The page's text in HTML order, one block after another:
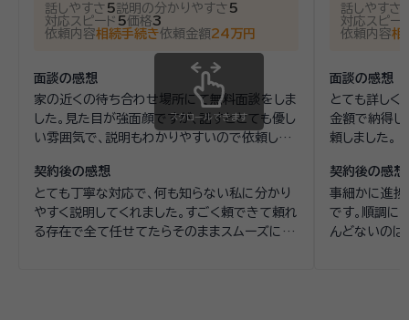
話しやすさ 5説明の分かりやすさ 5
対応スピード 5価格3
依頼内容相続手続き依頼金額24万円
面談の感想
家の近くの待ち合わせ場所にて無料面談をしま
した。見た目が強面顔ですが、話すととても優し
い雰囲気で、説明もわかりやすいので依頼しま
契約後の感想
とても丁寧な対応で、何も知らない私に分かり
やすく説明してくれました。すごく頼できて頼れ
る存在で全て任せてたらそのままスムーズにに
話しやすさ
対応スピー
依頼内容相
面談の感想
とても詳しく
金額で納得し
頼しました。
契約後の感想
事細かに進捗
です。順調に
んどないのは
スクロールできます